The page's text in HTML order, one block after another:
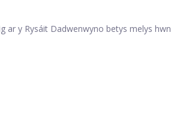
ar y Rysáit Dadwenwyno betys melys hwn